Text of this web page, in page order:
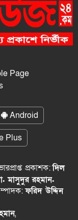
Page
Android
Plus
প্রকাশক:দিল
মাসুদুর রহমান.
ফরিদ উদ্দিন
,